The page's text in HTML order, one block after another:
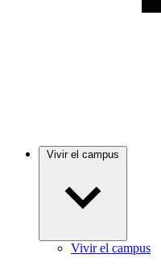
Vivir el campus
Vivir el campus